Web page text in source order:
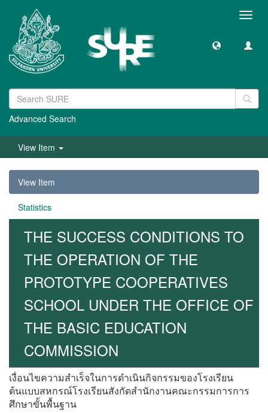
Advanced Search
View Item
View Item
Statistics
THE SUCCESS CONDITIONS TO
THE OPERATION OF THE
PROTOTYPE COOPERATIVES
SCHOOL UNDER THE OFFICE OF
THE BASIC EDUCATION
COMMISSION
เงื่อนไขความสำเร็จในการดำเนินกิจกรรมของโรงเรียน
ต้นแบบสหกรณ์โรงเรียนสังกัดสำนักงานคณะกรรมการการ
ศึกษาขั้นพื้นฐาน